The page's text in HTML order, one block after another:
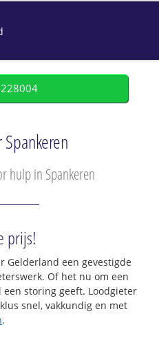
hulp in Spankeren
prijs!
Gelderland een gevestigde
Of het nu om een
een storing geeft. Loodgieter
snel, vakkundig en met
.